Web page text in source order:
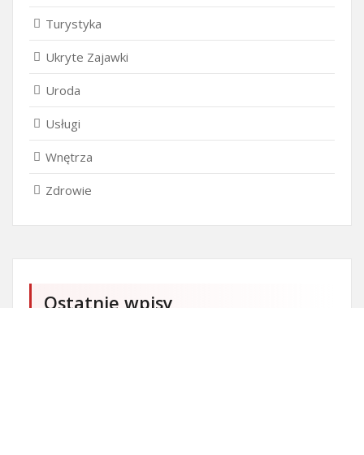
Turystyka
Ukryte Zajawki
Uroda
Usługi
Wnętrza
Zdrowie
Ostatnie wpisy